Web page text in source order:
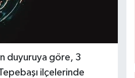
duyuruya göre, 3
ilçelerinde